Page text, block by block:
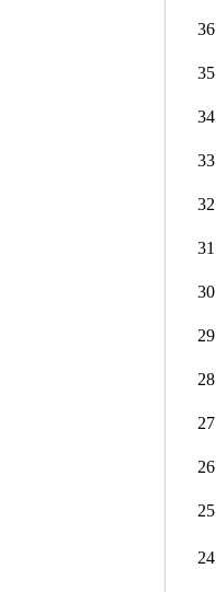
36
35
34
33
32
31
30
29
28
27
26
25
24